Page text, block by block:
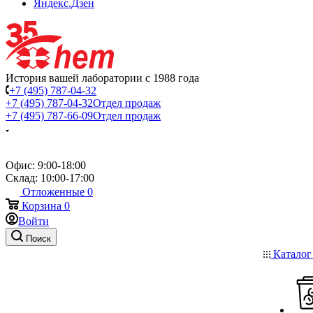
Яндекс.Дзен
История вашей лаборатории с 1988 года
+7 (495) 787-04-32
+7 (495) 787-04-32Отдел продаж
+7 (495) 787-66-09Отдел продаж
Офис: 9:00-18:00
Склад: 10:00-17:00
Отложенные 0
Корзина 0
Войти
Поиск